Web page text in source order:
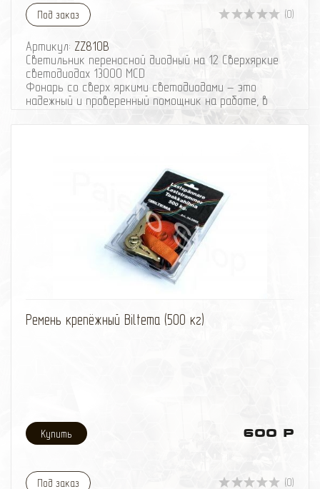
Под заказ (0)
Артикул: ZZ810B
Светильник переносной диодный на 12 Сверхяркие
светодиодах 13000 MCD
Фонарь со сверх яркими светодиодами – это
надежный и проверенный помощник на работе, в
поездке, на отдыхе и дома. В фонаре использованы
светодиоды длительного времени свечения и
преимущества перед традиционными видами
Срок службы - до 100 тысяч часов или до 25 лет
Питание: 3xAAA батарейки или аккумулятора (в
комплект не входят)
Крепление: Удобный крючок и сверхмощный магнит
Время работы: До 12 часов в зависимости от
условий эксплуатации
Ремень крепёжный Biltema (500 кг)
600 Р
Под заказ (0)